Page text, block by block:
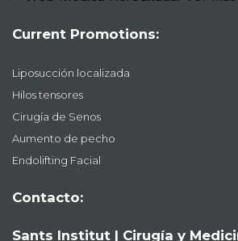
Current Promotions:
Liposucción localizada
Hilos tensores
Cirugía de Senos
Aumento de pecho
Endolifting Facial
Contacto:
Sants Institut | Cirugía y